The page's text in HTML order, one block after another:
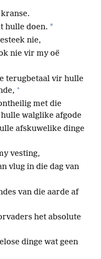
hulle doen. *
nie,
nie vir my oë
terugbetaal vir hulle
+
met die
walglike afgode
afskuwelike dinge
vesting,
vlug in die dag van
van die aarde af
het absolute
dinge wat geen